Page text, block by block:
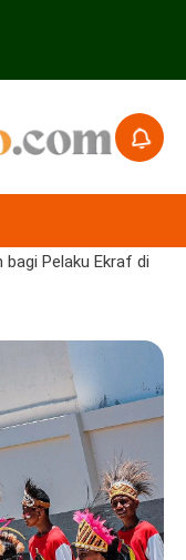
Pelaku Ekraf di